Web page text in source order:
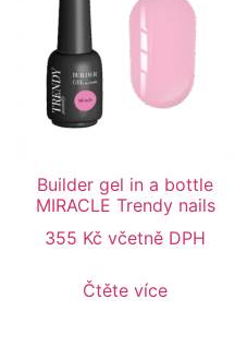
Builder gel in a bottle
MIRACLE Trendy nails
355 Kč včetně DPH
Čtěte více